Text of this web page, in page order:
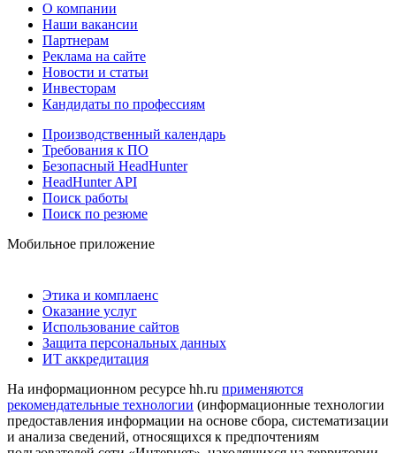
О компании
Наши вакансии
Партнерам
Реклама на сайте
Новости и статьи
Инвесторам
Кандидаты по профессиям
Производственный календарь
Требования к ПО
Безопасный HeadHunter
HeadHunter API
Поиск работы
Поиск по резюме
Мобильное приложение
Этика и комплаенс
Оказание услуг
Использование сайтов
Защита персональных данных
ИТ аккредитация
На информационном ресурсе hh.ru применяются
рекомендательные технологии (информационные технологии
предоставления информации на основе сбора, систематизации
и анализа сведений, относящихся к предпочтениям